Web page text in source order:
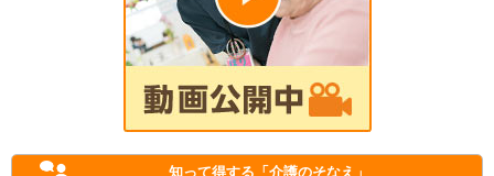
知って得する 「介護のそなえ」